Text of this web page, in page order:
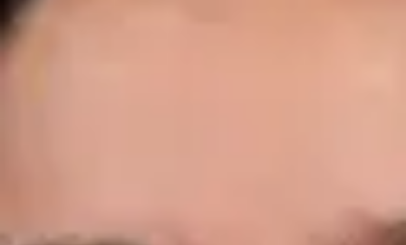
CGCOM | 292911355